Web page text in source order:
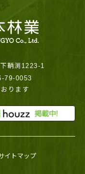
鞆渕1223-1
79-0053
ります
イトマップ